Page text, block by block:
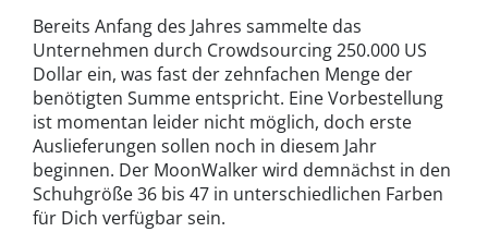
Bereits Anfang des Jahres sammelte das
Unternehmen durch Crowdsourcing 250.000 US
Dollar ein, was fast der zehnfachen Menge der
benötigten Summe entspricht. Eine Vorbestellung
ist momentan leider nicht möglich, doch erste
Auslieferungen sollen noch in diesem Jahr
beginnen. Der MoonWalker wird demnächst in den
Schuhgröße 36 bis 47 in unterschiedlichen Farben
für Dich verfügbar sein.